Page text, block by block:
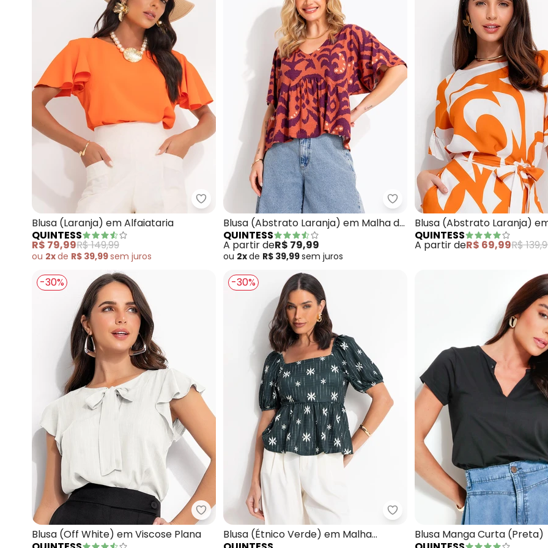
Quintess - Blusa (Laranja) em Alfaiataria
Blusa (Laranja) em Alfaiataria
QUINTESS
R$ 79,99R$ 149,99
ou 2xde R$ 39,99sem juros
Quintess - Blusa (Abstrato
Blusa (Abstrato Laranja) em Malha de
Viscose
QUINTESS
A partir deR$ 79,99
ou 2xde R$ 39,99sem juros
Blusa (Abstrato Laranja)
Plana
QUINTESS
A partir deR$ 69,99R$
-30%
Quintess - Blusa (Off White) em Viscose Plana
Blusa (Off White) em Viscose Plana
-30%
Quintess - Blusa (Étnico Verde)
Blusa (Étnico Verde) em Malha
Blusa Manga Curta (Preta)